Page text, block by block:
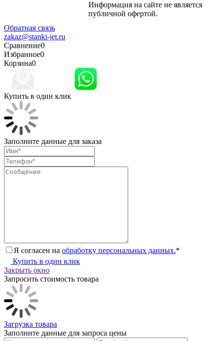
Информация на сайте не является
публичной офертой.
Обратная связь
zakaz@stanki-jet.ru
Сравнение0
Избранное0
Корзина0
Купить в один клик
Заполните данные для заказа
Я согласен на обработку персональных данных.*
Купить в один клик
Закрыть окно
Запросить стоимость товара
Загрузка товара
Заполните данные для запроса цены